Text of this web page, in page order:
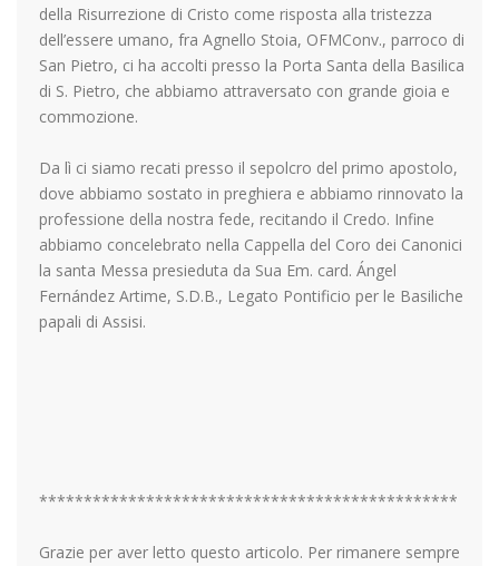
della Risurrezione di Cristo come risposta alla tristezza
dell’essere umano, fra Agnello Stoia, OFMConv., parroco di
San Pietro, ci ha accolti presso la Porta Santa della Basilica
di S. Pietro, che abbiamo attraversato con grande gioia e
commozione.
Da lì ci siamo recati presso il sepolcro del primo apostolo,
dove abbiamo sostato in preghiera e abbiamo rinnovato la
professione della nostra fede, recitando il Credo. Infine
abbiamo concelebrato nella Cappella del Coro dei Canonici
la santa Messa presieduta da Sua Em. card. Ángel
Fernández Artime, S.D.B., Legato Pontificio per le Basiliche
papali di Assisi.
***********************************************
Grazie per aver letto questo articolo. Per rimanere sempre